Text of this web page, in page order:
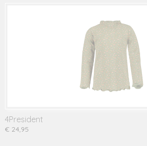
4President
€ 24,95